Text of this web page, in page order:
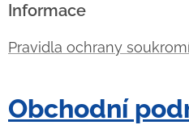
Informace
Pravidla ochrany
Obchodní